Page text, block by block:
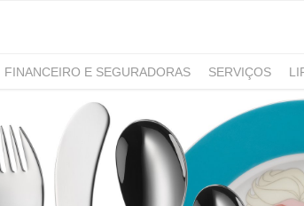
FINANCEIRO E SEGURADORAS SERVIÇOS
GAMING